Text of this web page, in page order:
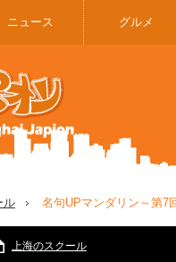
ニュース グルメ
ル 名句UPマンダリン～第7
上海のスクール